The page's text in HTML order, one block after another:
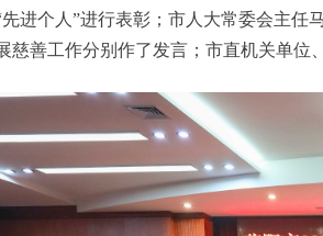
先进个人”进行表彰；市人大常委会主
慈善工作分别作了发言；市直机关单位